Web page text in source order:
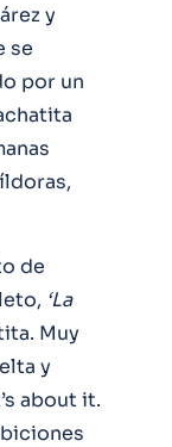
y
se
por un
de
‘La
Muy
y
about it.